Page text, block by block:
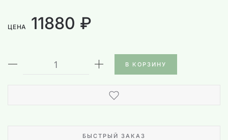
ЦЕНА 11880 ₽
В КОРЗИНУ
БЫСТРЫЙ ЗАКАЗ